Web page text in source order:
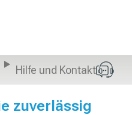
Hilfe und Kontakt
zuverlässig